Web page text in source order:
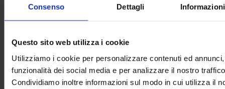
Consenso Dettagli
Questo sito web utilizza i cookie
Utilizziamo i cookie per personalizzare contenuti ed
funzionalità dei social media e per analizzare il nostro
Condividiamo inoltre informazioni sul modo in cui utilizza il